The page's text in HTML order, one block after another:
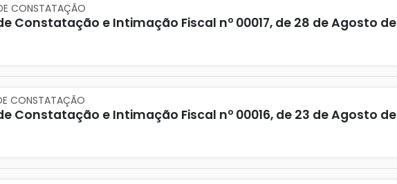
CONSTATAÇÃO
Constatação e Intimação Fiscal nº 00017, de 28 de Agosto de
CONSTATAÇÃO
Constatação e Intimação Fiscal nº 00016, de 23 de Agosto de